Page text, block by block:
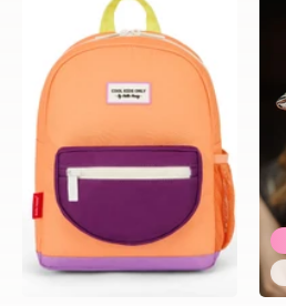
mini
Peach
|
Hossy